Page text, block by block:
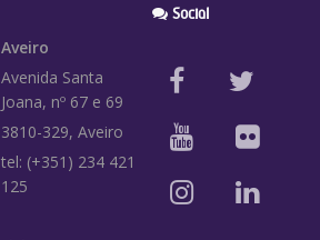
Aveiro
Avenida Santa
Joana, nº 67 e 69
3810-329, Aveiro
tel: (+351) 234 421
125
Social